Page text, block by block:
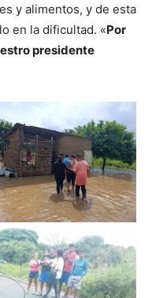
y alimentos, y de esta
en la dificultad. «Por
presidente